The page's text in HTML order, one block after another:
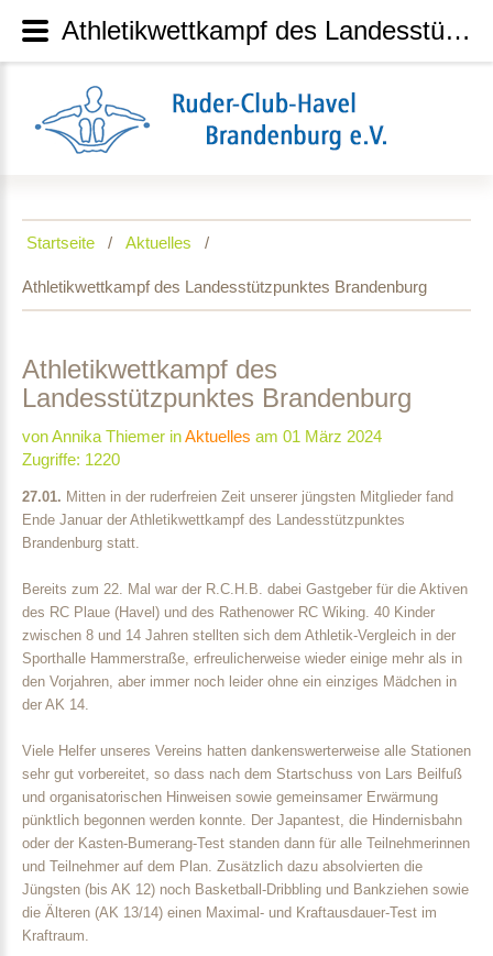
Startseite Aktuelles
Athletikwettkampf des Landesstützpunktes Brandenburg
Athletikwettkampf des
Landesstützpunktes Brandenburg
von Annika Thiemer inAktuelles am 01 März 2024
Zugriffe: 1220
27.01. Mitten in der ruderfreien Zeit unserer jüngsten Mitglieder fand
Ende Januar der Athletikwettkampf des Landesstützpunktes
Brandenburg statt.
Bereits zum 22. Mal war der R.C.H.B. dabei Gastgeber für die Aktiven
des RC Plaue (Havel) und des Rathenower RC Wiking. 40 Kinder
zwischen 8 und 14 Jahren stellten sich dem Athletik-Vergleich in der
Sporthalle Hammerstraße, erfreulicherweise wieder einige mehr als in
den Vorjahren, aber immer noch leider ohne ein einziges Mädchen in
der AK 14.
Viele Helfer unseres Vereins hatten dankenswerterweise alle Stationen
sehr gut vorbereitet, so dass nach dem Startschuss von Lars Beilfuß
und organisatorischen Hinweisen sowie gemeinsamer Erwärmung
pünktlich begonnen werden konnte. Der Japantest, die Hindernisbahn
oder der Kasten-Bumerang-Test standen dann für alle Teilnehmerinnen
und Teilnehmer auf dem Plan. Zusätzlich dazu absolvierten die
Jüngsten (bis AK 12) noch Basketball-Dribbling und Bankziehen sowie
die Älteren (AK 13/14) einen Maximal- und Kraftausdauer-Test im
Kraftraum.
Athletikwettkampf des Landesstützpunktes Brandenburg